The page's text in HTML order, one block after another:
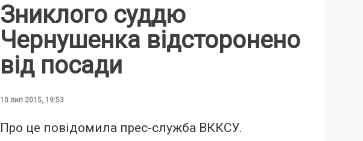
Зниклого суддю
Чернушенка відсторонено
від посади
10 лип 2015, 19:53
Про це повідомила прес-служба ВККСУ.